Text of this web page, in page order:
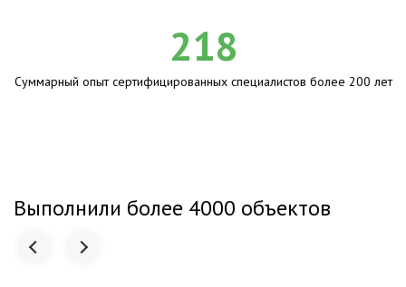
218
Суммарный опыт сертифицированных специалистов более 200 лет
Выполнили более 4000 объектов